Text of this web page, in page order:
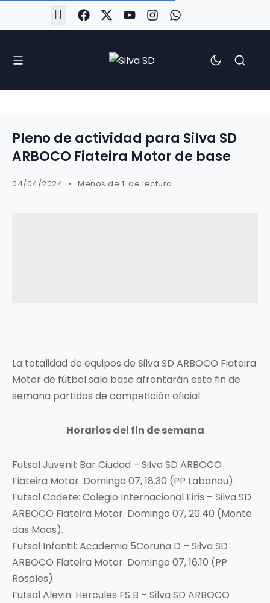
Pleno de actividad para Silva SD
ARBOCO Fiateira Motor de base
04/04/2024 Menos de 1' de lectura
La totalidad de equipos de Silva SD ARBOCO Fiateira
Motor de fútbol sala base afrontarán este fin de
semana partidos de competición oficial.
Horarios del fin de semana
Futsal Juvenil: Bar Ciudad – Silva SD ARBOCO
Fiateira Motor. Domingo 07, 18.30 (PP Labañou).
Futsal Cadete: Colegio Internacional Eiris – Silva SD
ARBOCO Fiateira Motor. Domingo 07, 20.40 (Monte
das Moas).
Futsal Infantil: Academia 5Coruña D – Silva SD
ARBOCO Fiateira Motor. Domingo 07, 16.10 (PP
Rosales).
Futsal Alevin: Hercules FS B – Silva SD ARBOCO